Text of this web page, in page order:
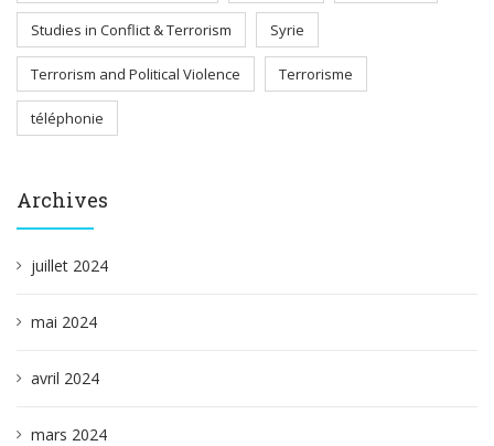
Studies in Conflict & Terrorism Syrie
Terrorism and Political Violence Terrorisme
téléphonie
Archives
juillet 2024
mai 2024
avril 2024
mars 2024